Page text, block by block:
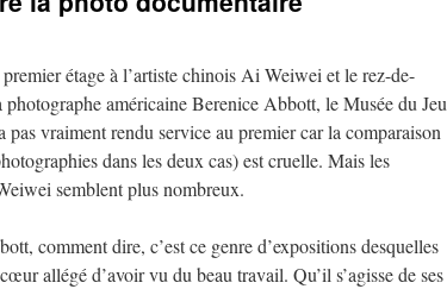
étage à l’artiste chinois Ai Weiwei et le rez-de-
photographe américaine Berenice Abbott, le Musée du Jeu
pas vraiment rendu service au premier car la comparaison
dans les deux cas) est cruelle. Mais les
semblent plus nombreux.
comment dire, c’est ce genre d’expositions desquelles
allégé d’avoir vu du beau travail. Qu’il s’agisse de ses